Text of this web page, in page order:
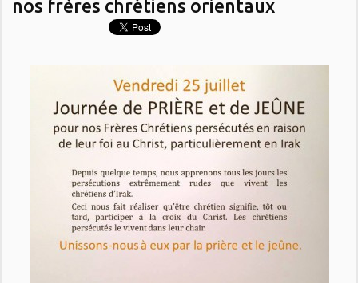
nos frères chrétiens orientaux